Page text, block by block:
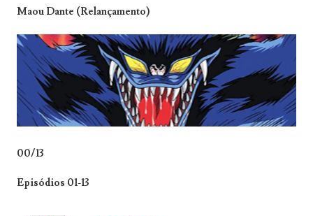
Maou Dante (Relançamento)
00/13
Episódios 01-13